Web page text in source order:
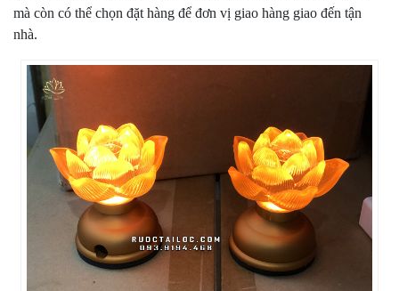
mà còn có thể chọn đặt hàng để đơn vị giao hàng giao đến tận
nhà.